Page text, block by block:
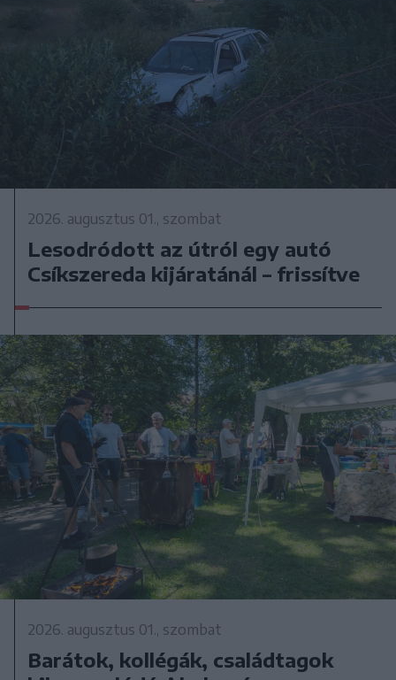
2026. augusztus 01., szombat
Lesodródott az útról egy autó
Csíkszereda kijáratánál – frissítve
2026. augusztus 01., szombat
Barátok, kollégák, családtagok